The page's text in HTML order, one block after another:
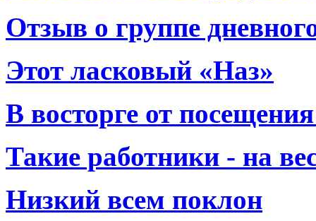
Отзыв о группе
Этот ласковый «Наз»
В восторге от
Такие работники - на
Низкий всем поклон